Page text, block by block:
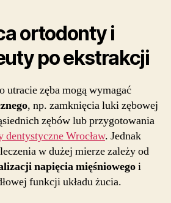
ortodonty i
po ekstrakcji
utracie zęba mogą wymagać
, np. zamknięcia luki zębowej
zębów lub przygotowania
dentystyczne Wrocław. Jednak
w dużej mierze zależy od
napięcia mięśniowegoi
funkcji układu żucia.